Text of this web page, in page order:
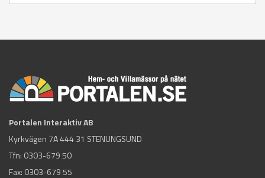
Portalen Interaktiv AB
Kyrkvägen 7A 444 31 STENUNGSUND
Tfn: 0303-679 50
Fax: 0303-679 55